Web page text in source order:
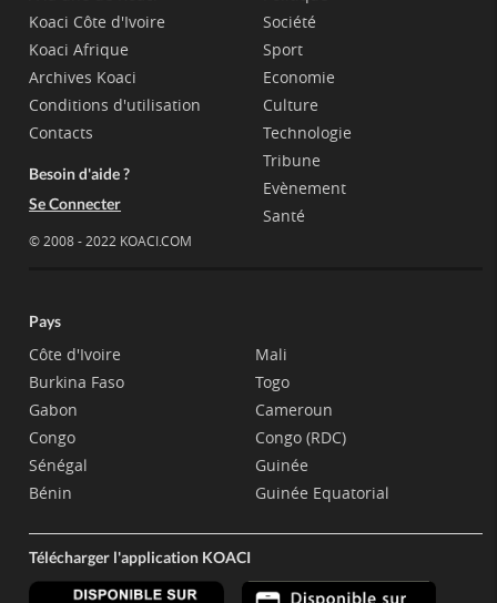
Koaci Côte d'Ivoire
Koaci Afrique
Archives Koaci
Conditions d'utilisation
Contacts
Besoin d'aide ?
Se Connecter
© 2008 - 2022 KOACI.COM
Société
Sport
Economie
Culture
Technologie
Tribune
Evènement
Santé
Pays
Côte d'Ivoire
Burkina Faso
Gabon
Congo
Sénégal
Bénin
Mali
Togo
Cameroun
Congo (RDC)
Guinée
Guinée Equatorial
Télécharger l'application KOACI